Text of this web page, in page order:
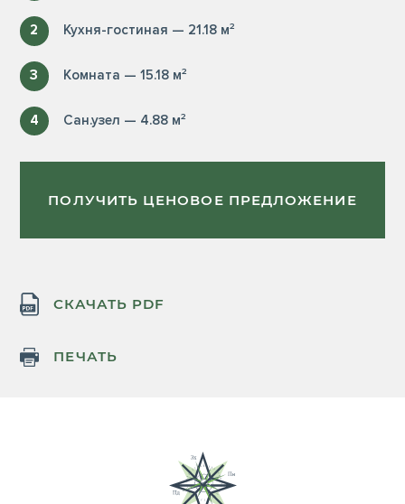
2 Кухня-гостиная — 21.18 м²
3 Комната — 15.18 м²
4 Сан.узел — 4.88 м²
ПОЛУЧИТЬ ЦЕНОВОЕ ПРЕДЛОЖЕНИЕ
СКАЧАТЬ PDF
ПЕЧАТЬ